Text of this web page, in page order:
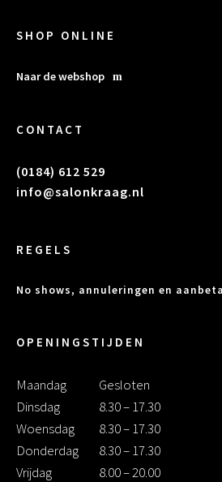
SHOP ONLINE
Naar de webshop
CONTACT
(0184) 612 529
info@salonkraag.nl
REGELS
No shows, annuleringen en
OPENINGSTIJDEN
Maandag
Gesloten
Dinsdag
8.30 – 17.30
Woensdag
8.30 – 17.30
Donderdag
8.30 – 17.30
Vrijdag
8.00 – 20.00